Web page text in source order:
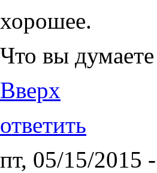
хорошее.
Что вы
Вверх
ответить
пт, 05/15/2015